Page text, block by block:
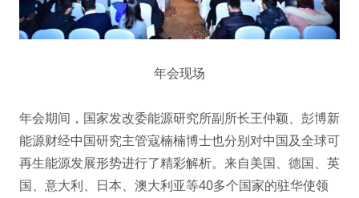
年会现场
年会期间，国家发改委能源研究所副所长王仲颖、彭博新
能源财经中国研究主管寇楠楠博士也分别对中国及全球可
再生能源发展形势进行了精彩解析。来自美国、德国、英
国、意大利、日本、澳大利亚等40多个国家的驻华使领